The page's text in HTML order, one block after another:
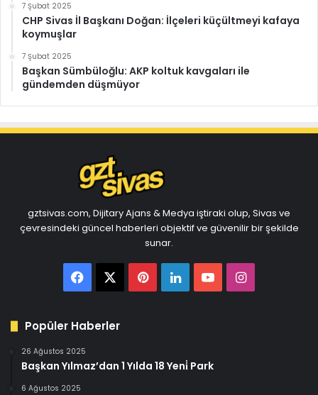
7 Şubat 2025
CHP Sivas İl Başkanı Doğan: İlçeleri küçültmeyi kafaya
koymuşlar
7 Şubat 2025
Başkan Sümbüloğlu: AKP koltuk kavgaları ile
gündemden düşmüyor
gztsivas.com, Dijitary Ajans & Medya iştiraki olup, Sivas ve
çevresindeki güncel haberleri objektif ve güvenilir bir şekilde
sunar.
FacebookPinterest
LinkedInYouTubeInstagram
Popüler Haberler
26 Ağustos 2025
Başkan Yılmaz’dan 1 Yılda 18 Yeni̇ Park
6 Ağustos 2025